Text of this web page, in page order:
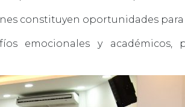
constituyen oportunidades
emocionales y académicos,